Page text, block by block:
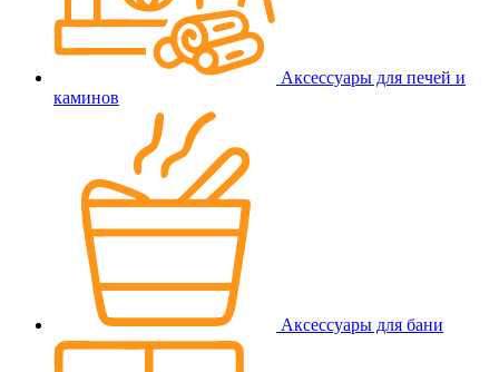
Аксессуары для печей и
каминов
Аксессуары для бани